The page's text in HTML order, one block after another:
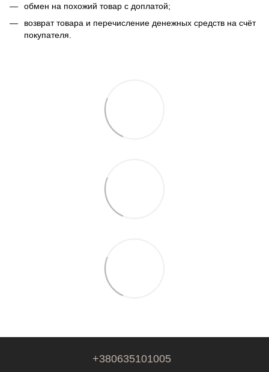
обмен на похожий товар с доплатой;
возврат товара и перечисление денежных средств на счёт
покупателя.
+380635101005